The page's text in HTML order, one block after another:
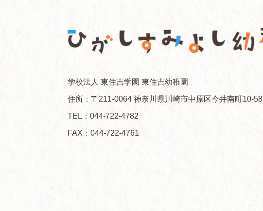
学校法人 東住吉学園 東住吉幼稚園
住所：〒211-0064 神奈川県川崎市中原区今井南町10-58
TEL：044-722-4782
FAX：044-722-4761